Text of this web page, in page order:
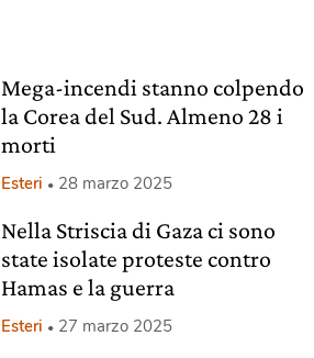
Mega-incendi stanno colpendo
la Corea del Sud. Almeno 28 i
morti
Esteri 28 marzo 2025
Nella Striscia di Gaza ci sono
state isolate proteste contro
Hamas e la guerra
Esteri 27 marzo 2025